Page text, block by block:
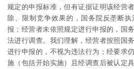
规定的申报标准，但有证据证明该经营
除、限制竞争效果的，国务院反垄断
报；经营者未依照规定进行申报的，国
法进行调查。我们理解，经营者按照国
进行申报的，不视为违法行为；经要求
施（包括开始实施）且经调查后被认定